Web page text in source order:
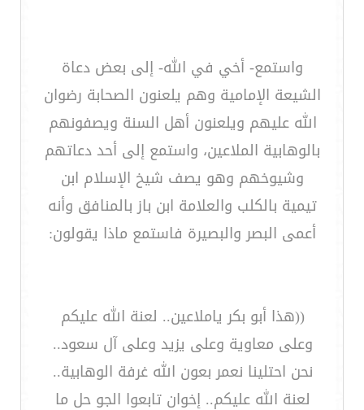
واستمع- أخي في الله- إلى بعض دعاة
الشيعة الإمامية وهم يلعنون الصحابة رضوان
الله عليهم ويلعنون أهل السنة ويصفونهم
بالوهابية الملاعين، واستمع إلى أحد دعاتهم
وشيوخهم وهو يصف شيخ الإسلام ابن
تيمية بالكلب والعلامة ابن باز بالمنافق وأنه
أعمى البصر والبصيرة فاستمع ماذا يقولون:
((هذا أبو بكر ياملاعين.. لعنة الله عليكم
وعلى معاوية وعلى يزيد وعلى آل سعود..
نحن احتلينا نعمر بعون الله غرفة الوهابية..
لعنة الله عليكم.. إخوان تابعوا الجو حل ما